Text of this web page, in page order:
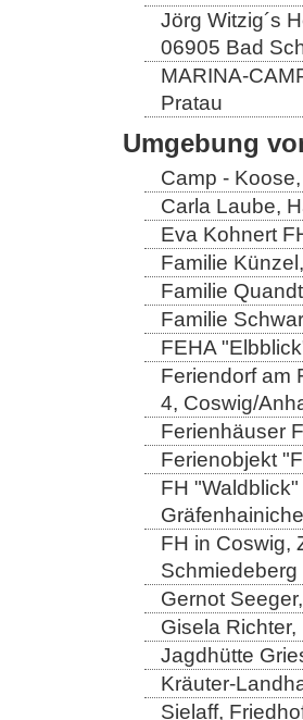
Jörg Witzig´s
06905 Bad
MARINA-
Pratau
Umgebung
Camp -
Carla Laube,
Eva Kohnert
Familie
Familie
Familie
FEHA
Feriendorf am
4, Coswig/
Ferienhäuser
Ferienobjekt
FH
FH in Coswig,
Schmiedeberg
Gernot
Gisela
Jagdhütte
Kräuter-
Sielaff,